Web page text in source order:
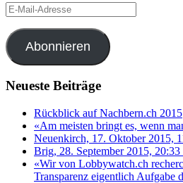
E-
Mail-
Adresse
Abonnieren
Neueste Beiträge
Rückblick auf Nachbern.ch 2015
«Am meisten bringt es, wenn
Neuenkirch, 17. Oktober 2015,
Brig, 28. September 2015,
«Wir von Lobbywatch.ch
Transparenz eigentlich Aufgabe